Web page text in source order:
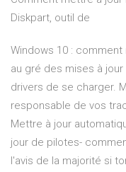
Diskpart, outil de
Windows 10 :
au gré des mises à
drivers de se charger.
responsable de vos
Mettre à jour
jour de pilotes-
l'avis de la majorité si